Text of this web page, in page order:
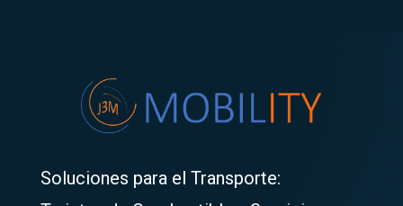
Soluciones para el Transporte: